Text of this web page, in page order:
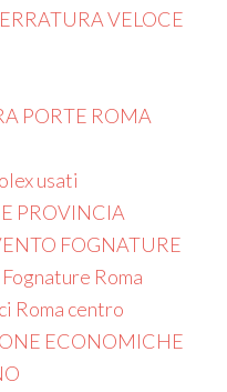
VELOCE
PORTE ROMA
usati
PROVINCIA
FOGNATURE
Roma
Roma centro
ECONOMICHE